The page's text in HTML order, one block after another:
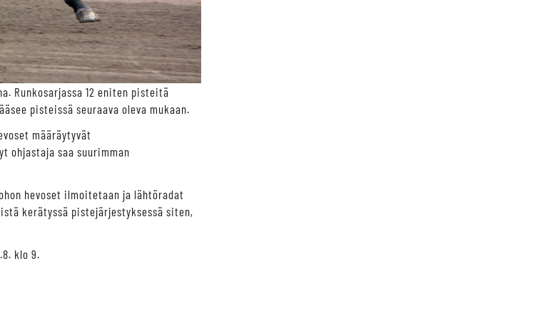
Runkosarjassa 12 eniten pisteitä
pisteissä seuraava oleva mukaan.
määräytyvät
ohjastaja saa suurimman
hevoset ilmoitetaan ja lähtöradat
kerätyssä pistejärjestyksessä siten,
klo 9.